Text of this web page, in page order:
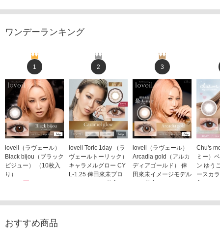
ワンデーランキング
1
loveil（ラヴェール）
Black bijou（ブラック
ビジュー） （10枚入
り）
2
loveil Toric 1day （ラ
ヴェールトーリック）
キャラメルグロー CY
L-1.25 倖田來未プロ
デュース （10枚入
1,760円(税込)
3
loveil（ラヴェール）
Arcadia gold（アルカ
ディアゴールド） 倖
田來未イメージモデル
（10枚入り）
Chu's
ミー）
ン ゆう
ースカ
入り）
おすすめ商品